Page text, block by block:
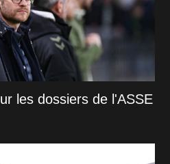
les dossiers de l'ASSE